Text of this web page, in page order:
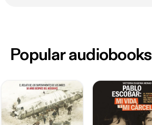
Popular audiobooks